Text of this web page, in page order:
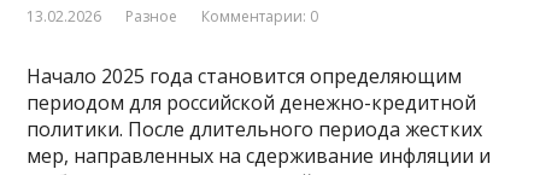
13.02.2026 Разное Комментарии: 0
Начало 2025 года становится определяющим
периодом для российской денежно-кредитной
политики. После длительного периода жестких
мер, направленных на сдерживание инфляции и